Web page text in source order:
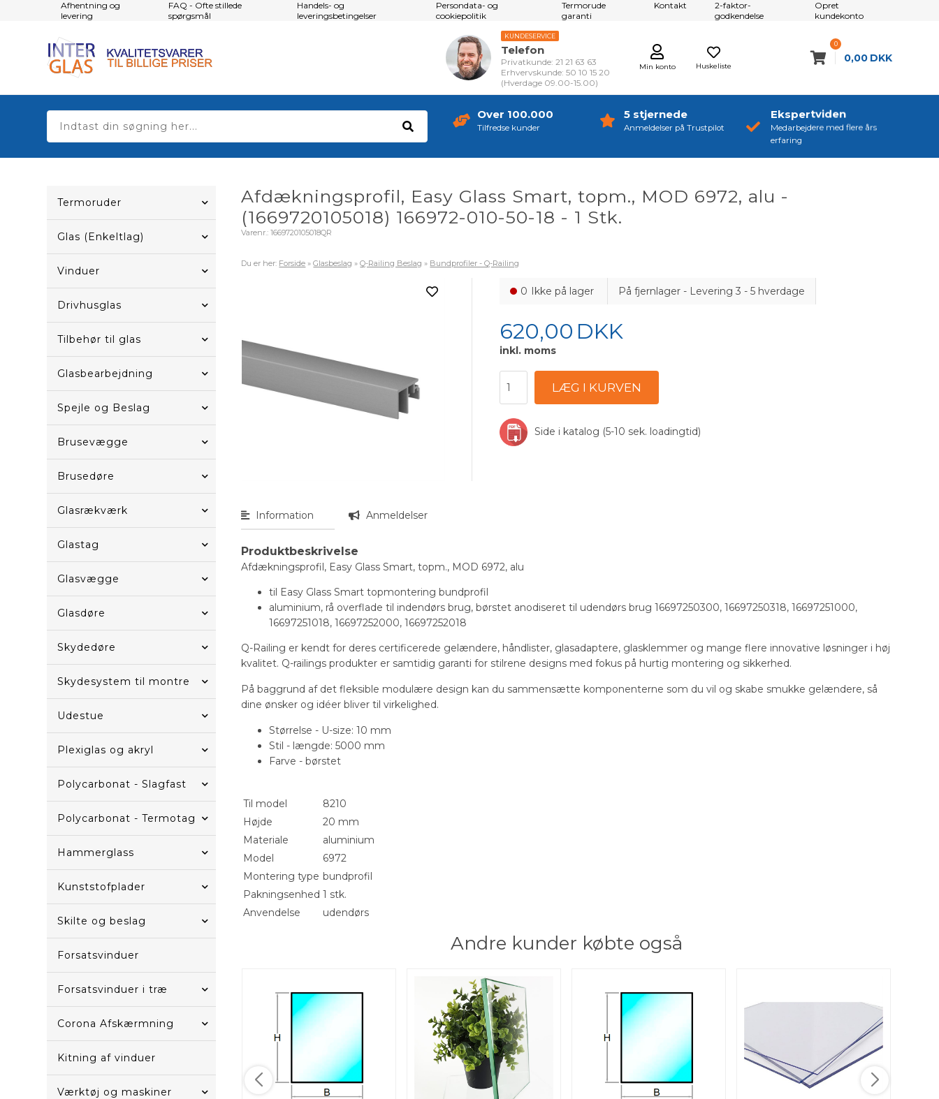
Afhentning og
levering
FAQ - Ofte stillede
spørgsmål
Handels- og
leveringsbetingelser
Persondata- og
cookiepolitik
Termorude
garanti
Kontakt
2-faktor-
godkendelse
Opret
kundekonto
Huskeliste
Min konto
KUNDESERVICE
Telefon
Privatkunde: 21 21 63 63
Erhvervskunde: 50 10 15 20
(Hverdage 09.00-15.00)
0
0,00 DKK
Over 100.000
Tilfredse kunder
5 stjernede
Anmeldelser på Trustpilot
Ekspertviden
Medarbejdere med flere års
erfaring
Termoruder
Glas (Enkeltlag)
Vinduer
Drivhusglas
Tilbehør til glas
Glasbearbejdning
Spejle og Beslag
Brusevægge
Brusedøre
Glasrækværk
Glastag
Glasvægge
Glasdøre
Skydedøre
Skydesystem til montre
Udestue
Plexiglas og akryl
Polycarbonat - Slagfast
Polycarbonat - Termotag
Hammerglass
Kunststofplader
Skilte og beslag
Forsatsvinduer
Forsatsvinduer i træ
Corona Afskærmning
Kitning af vinduer
Værktøj og maskiner
Afdækningsprofil, Easy Glass Smart, topm., MOD 6972, alu -
(1669720105018) 166972-010-50-18 - 1 Stk.
Varenr.:1669720105018QR
Du er her: Forside »Glasbeslag »Q-Railing Beslag » Bundprofiler - Q-Railing
0 Ikke på lager På fjernlager - Levering 3 - 5 hverdage
620,00 DKK
inkl. moms
Side i katalog (5-10 sek. loadingtid)
Information Anmeldelser
Produktbeskrivelse
Afdækningsprofil, Easy Glass Smart, topm., MOD 6972, alu
til Easy Glass Smart topmontering bundprofil
aluminium, rå overflade til indendørs brug, børstet anodiseret til udendørs brug 16697250300, 16697250318, 16697251000,
16697251018, 16697252000, 16697252018
Q-Railing er kendt for deres certificerede gelændere, håndlister, glasadaptere, glasklemmer og mange flere innovative løsninger i høj
kvalitet. Q-railings produkter er samtidig garanti for stilrene designs med fokus på hurtig montering og sikkerhed.
På baggrund af det fleksible modulære design kan du sammensætte komponenterne som du vil og skabe smukke gelændere, så
dine ønsker og idéer bliver til virkelighed.
Størrelse - U-size: 10 mm
Stil - længde: 5000 mm
Farve - børstet
Til model
8210
Højde
20 mm
Materiale
aluminium
Model
6972
Montering type bundprofil
Pakningsenhed 1 stk.
Anvendelse
udendørs
Andre kunder købte også